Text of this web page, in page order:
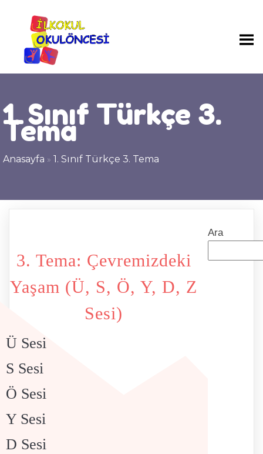
1. Sınıf Türkçe 3.
Tema
Anasayfa » 1. Sınıf Türkçe 3. Tema
3. Tema: Çevremizdeki
Yaşam (Ü, S, Ö, Y, D, Z
Sesi)
Ü Sesi
S Sesi
Ö Sesi
Y Sesi
D Sesi
Ara